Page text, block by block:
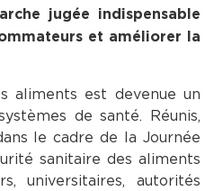
jugée indispensable
et améliorer la
aliments est devenue un
de santé. Réunis,
le cadre de la Journée
sanitaire des aliments
universitaires, autorités